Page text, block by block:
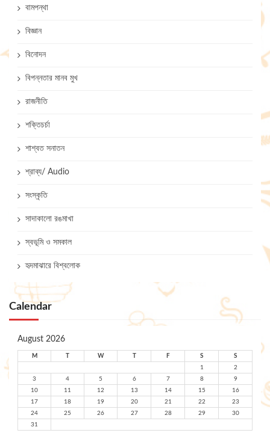
বামপন্থা
বিজ্ঞান
বিনোদন
বিপন্নতার মানব মুখ
রাজনীতি
শক্তিচর্চা
শাশ্বত সনাতন
শ্রাব্য/ Audio
সংস্কৃতি
সাদাকালো রঙমাখা
স্বভূমি ও সমকাল
হৃদমাঝারে বিশ্বলোক
Calendar
August 2026
M W F S
S
1
2
3
4 5 6 7 8
9
10
11 12 13 14 15
16
17
18 19 20 21 22
23
24
25 26 27 28 29
30
31